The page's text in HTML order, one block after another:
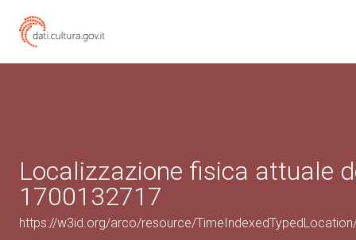
Localizzazione fisica attuale
1700132717
https://w3id.org/arco/resource/